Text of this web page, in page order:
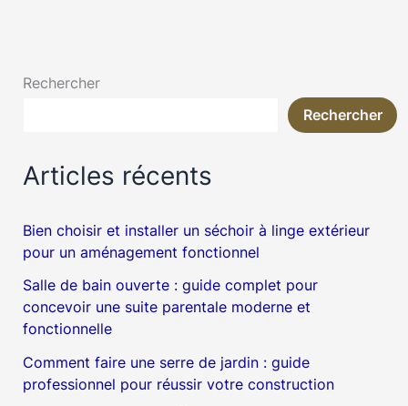
Rechercher
Rechercher
Articles récents
Bien choisir et installer un séchoir à linge extérieur
pour un aménagement fonctionnel
Salle de bain ouverte : guide complet pour
concevoir une suite parentale moderne et
fonctionnelle
Comment faire une serre de jardin : guide
professionnel pour réussir votre construction